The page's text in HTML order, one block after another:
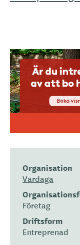
Organisation
Vardaga
Företag
Driftsform
Entreprenad